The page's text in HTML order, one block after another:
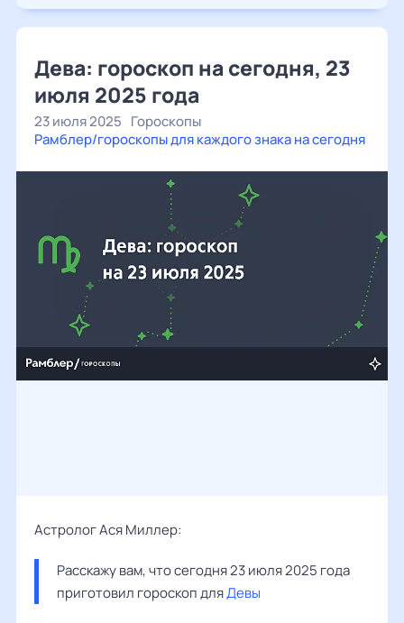
Дева: гороскоп на сегодня, 23
июля 2025 года
23 июля 2025 Гороскопы
Рамблер/гороскопы для каждого знака на сегодня
Астролог Ася Миллер:
Расскажу вам, что сегодня 23 июля 2025 года
приготовил гороскоп для Девы